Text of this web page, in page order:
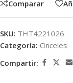
Comparar
SKU: THT4221026
Categoría: Cinceles
Compartir: